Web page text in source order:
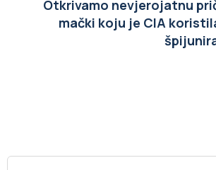
Otkrivamo nevjerojatnu
mački koju je CIA